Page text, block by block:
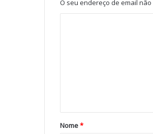
O seu endereço de email
Nome*